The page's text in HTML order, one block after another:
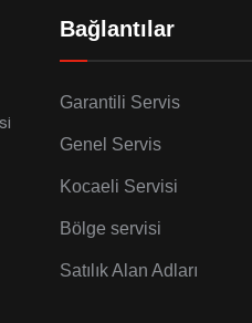
Bağlantılar
Garantili Servis
Genel Servis
Kocaeli Servisi
Bölge servisi
Satılık Alan Adları